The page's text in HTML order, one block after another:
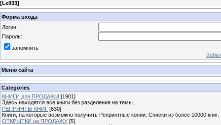
[Lell33]
Форма входа
Логин:
Пароль:
запомнить
Меню сайта
Categories
КНИГИ для ПРОДАЖИ [1901]
Здесь находятся все книги без разделения на темы.
РЕПРИНТЫ КНИГ [630]
Книги, на которые возможно получить Репринтные копии. Списки из более 10000 книг.
ОТКРЫТКИ на ПРОДАЖУ [5]